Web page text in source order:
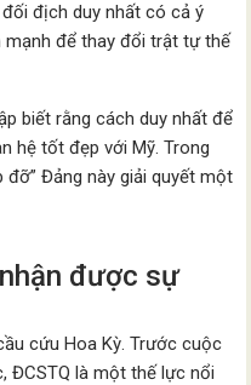
địch duy nhất có cả ý
mạnh để thay đổi trật tự thế
biết rằng cách duy nhất để
hệ tốt đẹp với Mỹ. Trong
đỡ” Đảng này giải quyết một
được sự
cứu Hoa Kỳ. Trước cuộc
ĐCSTQ là một thế lực nổi